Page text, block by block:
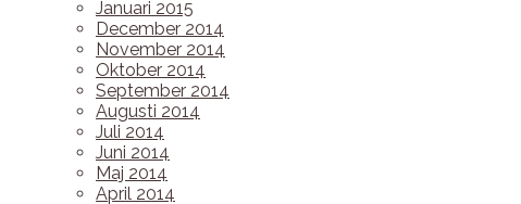
Januari 2015
December 2014
November 2014
Oktober 2014
September 2014
Augusti 2014
Juli 2014
Juni 2014
Maj 2014
April 2014